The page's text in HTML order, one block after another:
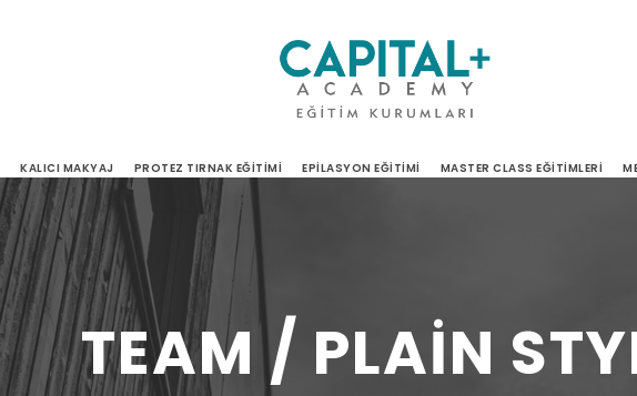
KALICI MAKYAJ PROTEZ TIRNAK EĞITIMI EPILASYON EĞITIMI MASTER CLASS EĞITIMLERI
TEAM / PLAIN